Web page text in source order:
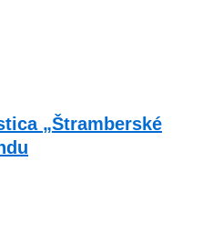
„Štramberské